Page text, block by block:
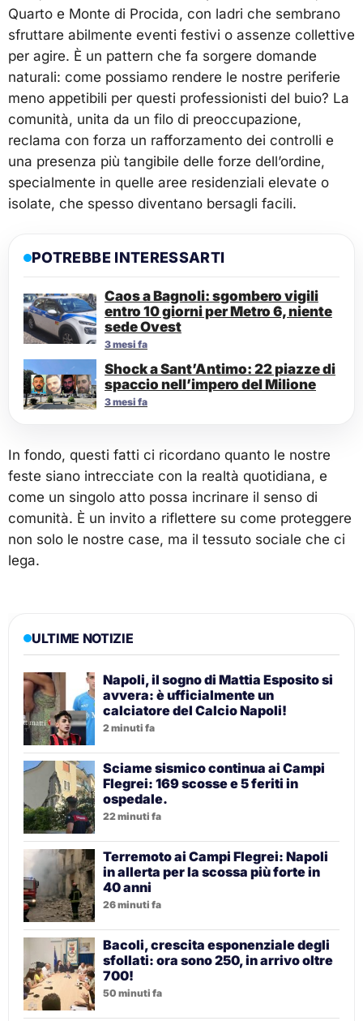
Quarto e Monte di Procida, con ladri che sembrano
sfruttare abilmente eventi festivi o assenze collettive
per agire. È un pattern che fa sorgere domande
naturali: come possiamo rendere le nostre periferie
meno appetibili per questi professionisti del buio? La
comunità, unita da un filo di preoccupazione,
reclama con forza un rafforzamento dei controlli e
una presenza più tangibile delle forze dell’ordine,
specialmente in quelle aree residenziali elevate o
isolate, che spesso diventano bersagli facili.
POTREBBE INTERESSARTI
Caos a Bagnoli: sgombero vigili
entro 10 giorni per Metro 6, niente
sede Ovest
3 mesi fa
Shock a Sant’Antimo: 22 piazze di
spaccio nell’impero del Milione
3 mesi fa
In fondo, questi fatti ci ricordano quanto le nostre
feste siano intrecciate con la realtà quotidiana, e
come un singolo atto possa incrinare il senso di
comunità. È un invito a riflettere su come proteggere
non solo le nostre case, ma il tessuto sociale che ci
lega.
ULTIME NOTIZIE
Napoli, il sogno di Mattia Esposito si
avvera: è ufficialmente un
calciatore del Calcio Napoli!
2 minuti fa
Sciame sismico continua ai Campi
Flegrei: 169 scosse e 5 feriti in
ospedale.
22 minuti fa
Terremoto ai Campi Flegrei: Napoli
in allerta per la scossa più forte in
40 anni
26 minuti fa
Bacoli, crescita esponenziale degli
sfollati: ora sono 250, in arrivo oltre
700!
50 minuti fa